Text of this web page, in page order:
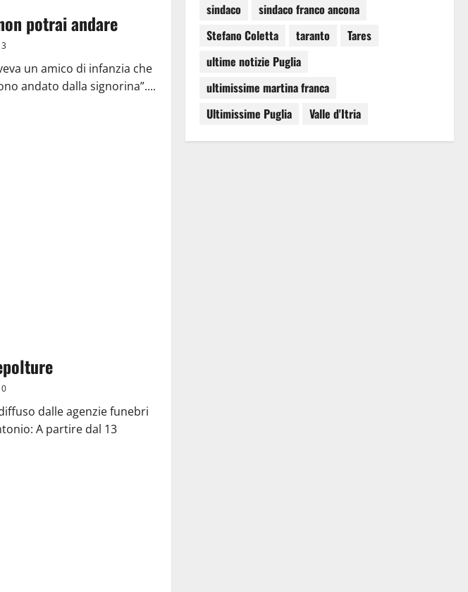
potrai andare
3
un amico di infanzia che
andato dalla signorina”....
0
dalle agenzie funebri
A partire dal 13
sindaco
sindaco franco ancona
Stefano Coletta
taranto
Tares
ultime notizie Puglia
ultimissime martina franca
Ultimissime Puglia
Valle d'Itria